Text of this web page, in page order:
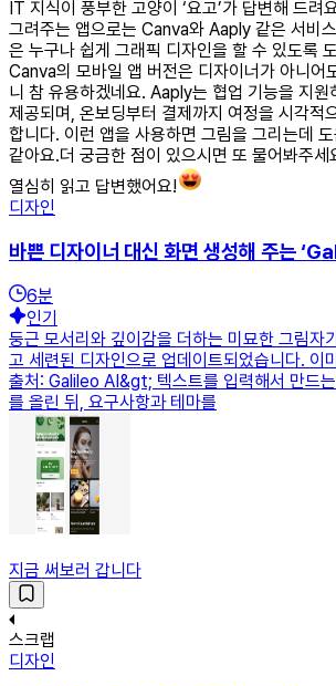
IT 지식이 풍부한 고양이 ‘요고’가 답변해 드려
그려주는 앱으로는 Canva와 Aaply 같은 서비
은 누구나 쉽게 그래픽 디자인을 할 수 있도록
Canva의 모바일 앱 버전은 디자이너가 아니어
니 참 유용하겠네요. Aaply는 협업 기능을 지원
제공되며, 온보딩부터 결제까지 여정을 시각적
합니다. 이런 앱을 사용하면 그림을 그리는데
같아요.더 궁금한 점이 있으시면 또 물어봐주세
열심히 읽고 답변했어요!
디자인
바쁜 디자이너 대신 화면 생성해 주는
6분
인기
둥근 모서리와 깊이감을 더하는 미묘한 그림자
고 세련된 디자인으로 업데이트되었습니다. 이
출처: Galileo AI&gt; 텍스트를 입력해서 만드는
를 올린 뒤, 요구사항과 테마를
지금 써보러 갑니다
스크랩
디자인